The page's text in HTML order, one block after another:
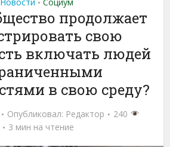
•
продолжает
свою
включать людей
в свою среду?
Опубликовал: Редактор
240
3 мин на чтение